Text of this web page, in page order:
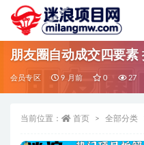
朋友圈自动成交四要素
会员专区 9 月前 0 27
当前位置： 首页 全部分类
全部